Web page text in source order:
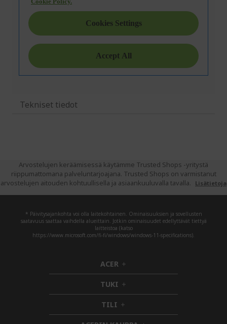
Tekniset tiedot
Arvostelujen keräämisessä käytämme Trusted Shops -yritystä
riippumattomana palveluntarjoajana. Trusted Shops on varmistanut
arvostelujen aitouden kohtuullisella ja asiaankuuluvalla tavalla.
Lisätietoja
* Päivitysajankohta voi olla laitekohtainen. Ominaisuuksien ja sovellusten
saatavuus saattaa vaihdella alueittain. Jotkin ominaisuudet edellyttävät tiettyä
laitteistoa (katso
https://www.microsoft.com/fi-fi/windows/windows-11-specifications).
ACER h
i
d
d
e
n
TUKI h
i
d
d
TILI h
i